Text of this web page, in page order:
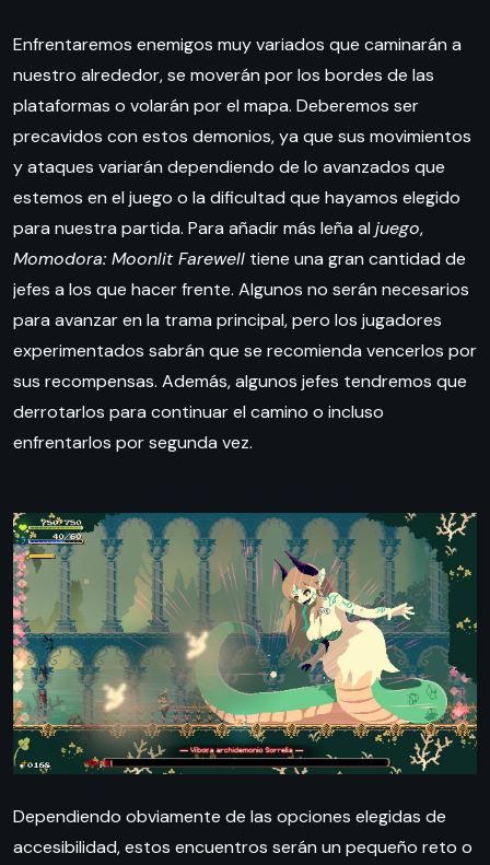
Enfrentaremos enemigos muy variados que caminarán a
nuestro alrededor, se moverán por los bordes de las
plataformas o volarán por el mapa. Deberemos ser
precavidos con estos demonios, ya que sus movimientos
y ataques variarán dependiendo de lo avanzados que
estemos en el juego o la dificultad que hayamos elegido
para nuestra partida. Para añadir más leña al juego,
Momodora: Moonlit Farewell tiene una gran cantidad de
jefes a los que hacer frente. Algunos no serán necesarios
para avanzar en la trama principal, pero los jugadores
experimentados sabrán que se recomienda vencerlos por
sus recompensas. Además, algunos jefes tendremos que
derrotarlos para continuar el camino o incluso
enfrentarlos por segunda vez.
Dependiendo obviamente de las opciones elegidas de
accesibilidad, estos encuentros serán un pequeño reto o